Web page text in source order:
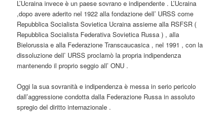
L’Ucraina invece è un paese sovrano e indipendente . L’Ucraina
,dopo avere aderito nel 1922 alla fondazione dell’ URSS come
Repubblica Socialista Sovietica Ucraina assieme alla RSFSR (
Repubblica Socialista Federativa Sovietica Russa ) , alla
Bielorussia e alla Federazione Transcaucasica , nel 1991 , con la
dissoluzione dell’ URSS proclamò la propria indipendenza
mantenendo il proprio seggio all’ ONU .
Oggi la sua sovranità e indipendenza è messa in serio pericolo
dall’aggressione condotta dalla Federazione Russa in assoluto
spregio del diritto internazionale .